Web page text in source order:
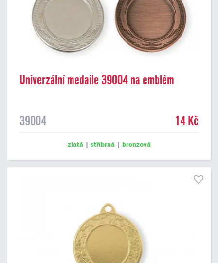
Univerzální medaile 39004 na emblém
39004 14 Kč
zlatá | stříbrná | bronzová